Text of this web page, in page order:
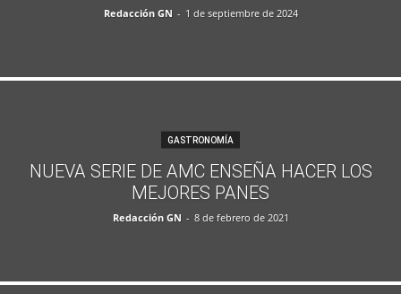
Redacción GN - 1 de septiembre de 2024
GASTRONOMÍA
NUEVA SERIE DE AMC ENSEÑA HACER LOS
MEJORES PANES
Redacción GN - 8 de febrero de 2021